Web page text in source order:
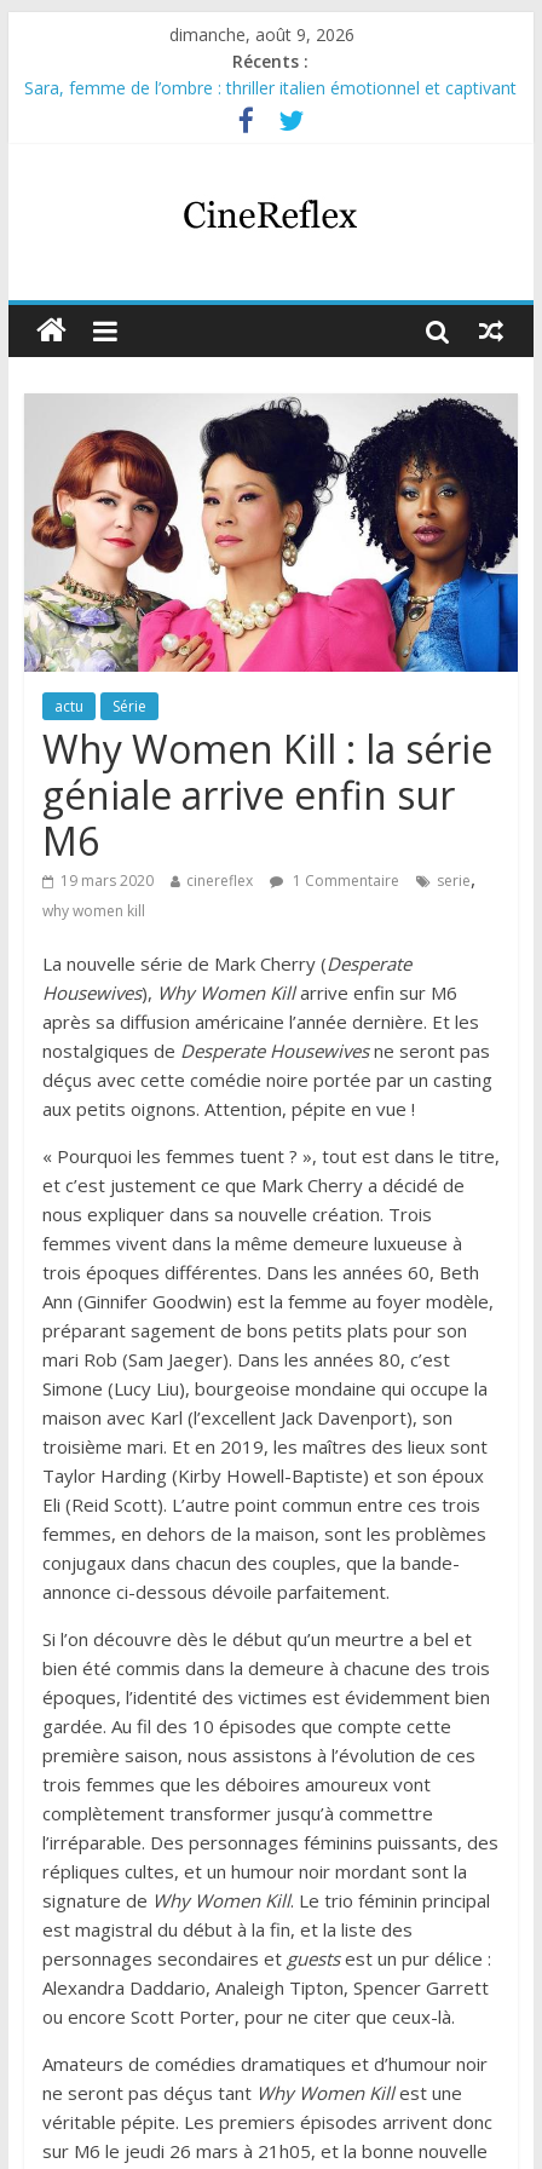
dimanche, août 9, 2026
Récents :
Sara, femme de l’ombre : thriller italien émotionnel et captivant
Journal d’une fille larguée : nouvelle série suédoise sur Netflix
Aema : mini-série sur le tournage d’un film érotique devenu
Glass Heart : excellente série musicale avec Takeru Satō
Olympo, saison 1 : nouvelle série qui séduira les fans de
actu Série
Why Women Kill : la série
géniale arrive enfin sur
M6
19 mars 2020 cinereflex 1 Commentaire serie,
why women kill
La nouvelle série de Mark Cherry (Desperate
Housewives), Why Women Killarrive enfin sur M6
après sa diffusion américaine l’année dernière. Et les
nostalgiques de Desperate Housewivesne seront pas
déçus avec cette comédie noire portée par un casting
aux petits oignons. Attention, pépite en vue !
« Pourquoi les femmes tuent ? », tout est dans le titre,
et c’est justement ce que Mark Cherry a décidé de
nous expliquer dans sa nouvelle création. Trois
femmes vivent dans la même demeure luxueuse à
trois époques différentes. Dans les années 60, Beth
Ann (Ginnifer Goodwin) est la femme au foyer modèle,
préparant sagement de bons petits plats pour son
mari Rob (Sam Jaeger). Dans les années 80, c’est
Simone (Lucy Liu), bourgeoise mondaine qui occupe la
maison avec Karl (l’excellent Jack Davenport), son
troisième mari. Et en 2019, les maîtres des lieux sont
Taylor Harding (Kirby Howell-Baptiste) et son époux
Eli (Reid Scott). L’autre point commun entre ces trois
femmes, en dehors de la maison, sont les problèmes
conjugaux dans chacun des couples, que la bande-
annonce ci-dessous dévoile parfaitement.
Si l’on découvre dès le début qu’un meurtre a bel et
bien été commis dans la demeure à chacune des trois
époques, l’identité des victimes est évidemment bien
gardée. Au fil des 10 épisodes que compte cette
première saison, nous assistons à l’évolution de ces
trois femmes que les déboires amoureux vont
complètement transformer jusqu’à commettre
l’irréparable. Des personnages féminins puissants, des
répliques cultes, et un humour noir mordant sont la
signature de Why Women Kill. Le trio féminin principal
est magistral du début à la fin, et la liste des
personnages secondaires et guestsest un pur délice :
Alexandra Daddario, Analeigh Tipton, Spencer Garrett
ou encore Scott Porter, pour ne citer que ceux-là.
Amateurs de comédies dramatiques et d’humour noir
ne seront pas déçus tant Why Women Killest une
véritable pépite. Les premiers épisodes arrivent donc
sur M6 le jeudi 26 mars à 21h05, et la bonne nouvelle